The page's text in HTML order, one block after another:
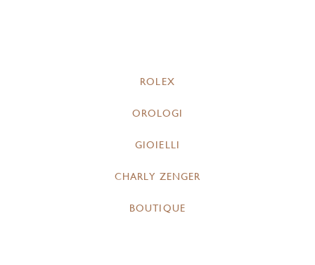
ROLEX
OROLOGI
GIOIELLI
CHARLY ZENGER
BOUTIQUE